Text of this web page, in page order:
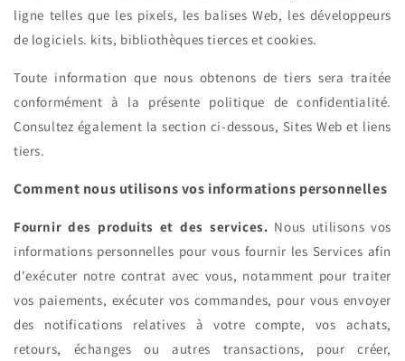
ligne telles que les pixels, les balises Web, les développeurs
de logiciels. kits, bibliothèques tierces et cookies.
Toute information que nous obtenons de tiers sera traitée
conformément à la présente politique de confidentialité.
Consultez également la section ci-dessous, Sites Web et liens
tiers.
Comment nous utilisons vos informations personnelles
Fournir des produits et des services. Nous utilisons vos
informations personnelles pour vous fournir les Services afin
d'exécuter notre contrat avec vous, notamment pour traiter
vos paiements, exécuter vos commandes, pour vous envoyer
des notifications relatives à votre compte, vos achats,
retours, échanges ou autres transactions, pour créer,